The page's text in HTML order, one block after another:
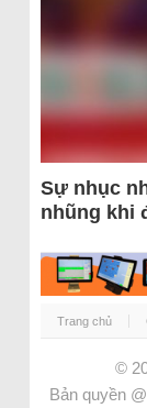
Sự nhục
nhũng khi
Trang chủ
©
Bản quyền